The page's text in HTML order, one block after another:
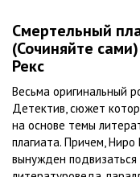
Смертельный
(Сочиняйте
Рекс
Весьма оригинальный
Детектив, сюжет
на основе темы
плагиата. Причем, Ниро
вынужден подвизаться